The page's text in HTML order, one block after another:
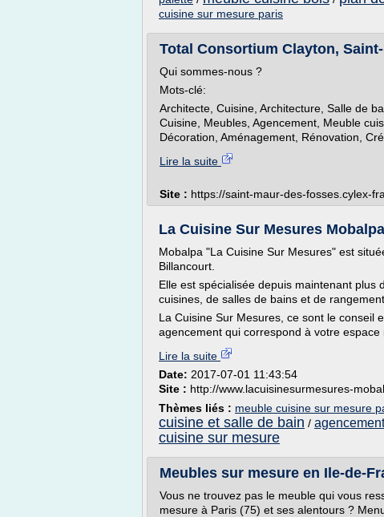
cuisine sur mesure paris
Total Consortium Clayton,
Qui sommes-nous ?
Mots-clé:
Architecte, Cuisine, Architecture, Salle de
Cuisine, Meubles, Agencement, Meuble
Décoration, Aménagement, Rénovation,
Lire la suite
Site : https://saint-maur-des-fosses.cylex-
La Cuisine Sur Mesures
Mobalpa "La Cuisine Sur Mesures" est
Billancourt.
Elle est spécialisée depuis maintenant
cuisines, de salles de bains et de
La Cuisine Sur Mesures, ce sont le conseil
agencement qui correspond à votre espace
Lire la suite
Date: 2017-07-01 11:43:54
Site : http://www.lacuisinesurmesures-
Thèmes liés : meuble cuisine sur mesure
cuisine et salle de bain /
cuisine sur mesure
Meubles sur mesure en Ile-de-
Vous ne trouvez pas le meuble qui vous
mesure à Paris (75) et ses alentours ?